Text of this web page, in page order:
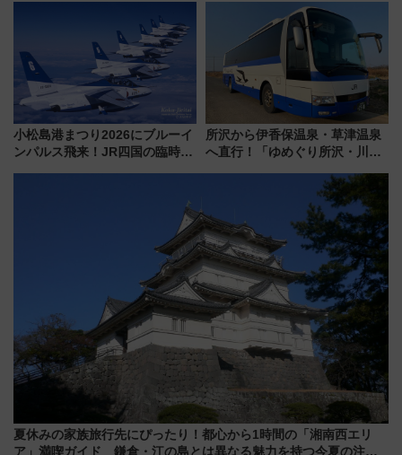
上級会員資格を効率よく獲得す
る方法を解説
小松島港まつり2026にブルーイ
ンパルス飛来！JR四国の臨時ダ
所沢から伊香保温泉・草津温泉
へ直行！「ゆめぐり所沢・川越
軽に 運行ダイヤ・運賃を解説
夏休みの家族旅行先にぴったり！都心から1時間の「湘南西エリ
ア」満喫ガイド 鎌倉・江の島とは異なる魅力を持つ今夏の注目